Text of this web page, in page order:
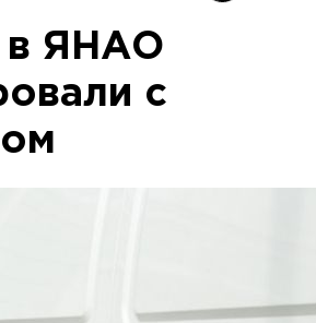
в ЯНАО
с